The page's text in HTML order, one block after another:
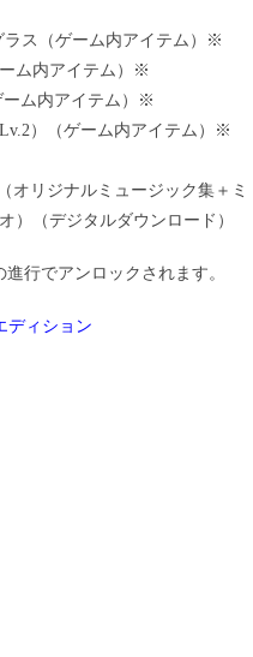
ラス（ゲーム内アイテム）※
ム内アイテム）※
ーム内アイテム）※
）（ゲーム内アイテム）※
オリジナルミュージック集＋ミ
）（デジタルダウンロード）
行でアンロックされます。
ディション